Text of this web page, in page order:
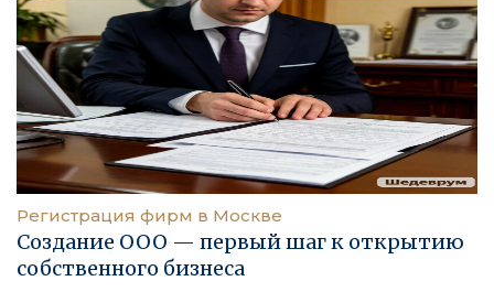
Регистрация фирм в Москве
Создание ООО — первый шаг к открытию
собственного бизнеса